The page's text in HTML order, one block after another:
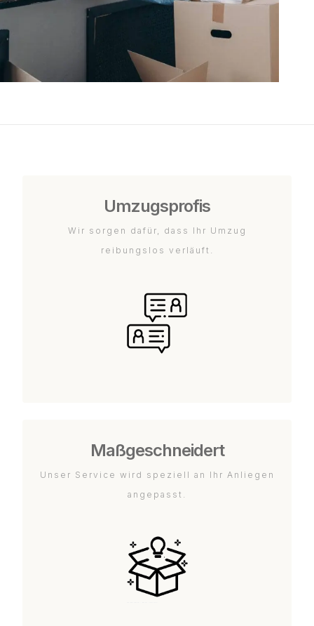
Umzugsprofis
Wir sorgen dafür, dass Ihr Umzug
reibungslos verläuft.
Maßgeschneidert
Unser Service wird speziell an Ihr Anliegen
angepasst.